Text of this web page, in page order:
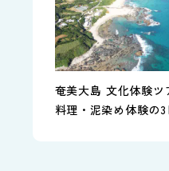
奄美大島 文化体験
料理・泥染め体験の3